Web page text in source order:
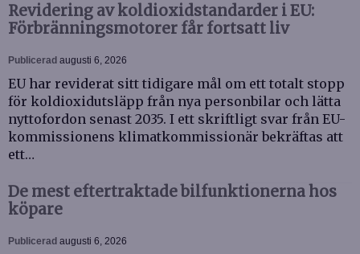
Revidering av koldioxidstandarder i EU:
Förbränningsmotorer får fortsatt liv
Publicerad augusti 6, 2026
EU har reviderat sitt tidigare mål om ett totalt stopp
för koldioxidutsläpp från nya personbilar och lätta
nyttofordon senast 2035. I ett skriftligt svar från EU-
kommissionens klimatkommissionär bekräftas att
ett…
De mest eftertraktade bilfunktionerna hos
köpare
Publicerad augusti 6, 2026